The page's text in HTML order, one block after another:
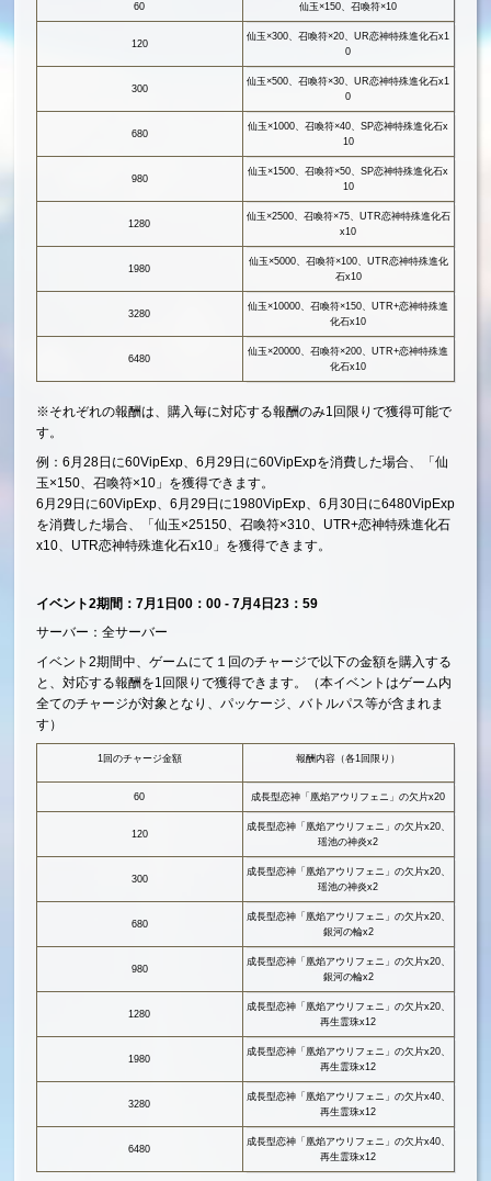
60 仙玉×150、召喚符×10
120
仙玉×300、召喚符×20、UR恋神特殊進化石x1
0
300
仙玉×500、召喚符×30、UR恋神特殊進化石x1
0
680
仙玉×1000、召喚符×40、SP恋神特殊進化石x
10
980
仙玉×1500、召喚符×50、SP恋神特殊進化石x
10
1280
仙玉×2500、召喚符×75、UTR恋神特殊進化石
x10
1980
仙玉×5000、召喚符×100、UTR恋神特殊進化
石x10
3280
仙玉×10000、召喚符×150、UTR+恋神特殊進
化石x10
6480
仙玉×20000、召喚符×200、UTR+恋神特殊進
化石x10
※それぞれの報酬は、購入毎に対応する報酬のみ1回限りで獲得可能で
す。
例：6月28日に60VipExp、6月29日に60VipExpを消費した場合、「仙
玉×150、召喚符×10」を獲得できます。
6月29日に60VipExp、6月29日に1980VipExp、6月30日に6480VipExp
を消費した場合、「仙玉×25150、召喚符×310、UTR+恋神特殊進化石
x10、UTR恋神特殊進化石x10」を獲得できます。
イベント2期間：7月1日00：00 - 7月4日23：59
サーバー：全サーバー
イベント2期間中、ゲームにて１回のチャージで以下の金額を購入する
と、対応する報酬を1回限りで獲得できます。（本イベントはゲーム内
全てのチャージが対象となり、パッケージ、バトルパス等が含まれま
す）
1回のチャージ金額 報酬内容（各1回限り）
60 成長型恋神「凰焰アウリフェニ」の欠片x20
120
成長型恋神「凰焰アウリフェニ」の欠片x20、
瑶池の神炎x2
300
成長型恋神「凰焰アウリフェニ」の欠片x20、
瑶池の神炎x2
680
成長型恋神「凰焰アウリフェニ」の欠片x20、
銀河の輪x2
980
成長型恋神「凰焰アウリフェニ」の欠片x20、
銀河の輪x2
1280
成長型恋神「凰焰アウリフェニ」の欠片x20、
再生霊珠x12
1980
成長型恋神「凰焰アウリフェニ」の欠片x20、
再生霊珠x12
3280
成長型恋神「凰焰アウリフェニ」の欠片x40、
再生霊珠x12
6480
成長型恋神「凰焰アウリフェニ」の欠片x40、
再生霊珠x12